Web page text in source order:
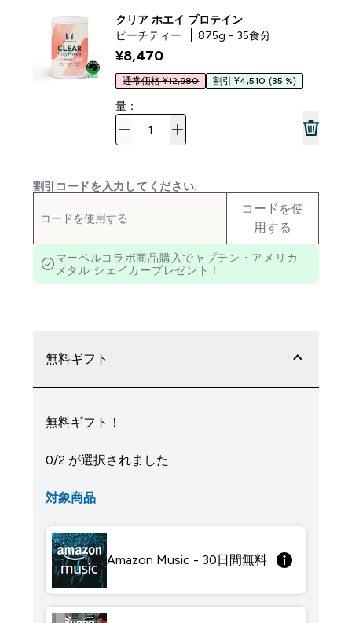
クリア ホエイ プロテイン
ピーチティー
875g - 35食分
¥8,470‎
通常価格 ¥12,980 割引 ¥4,510 (35 %)
量：
割引コードを入力してください:
コードを使
用する
マーベルコラボ商品購入でャプテン・アメリカ
メタル シェイカープレゼント！
無料ギフト
無料ギフト！
0/2 が選択されました
対象商品
Amazon Music - 30日間無料